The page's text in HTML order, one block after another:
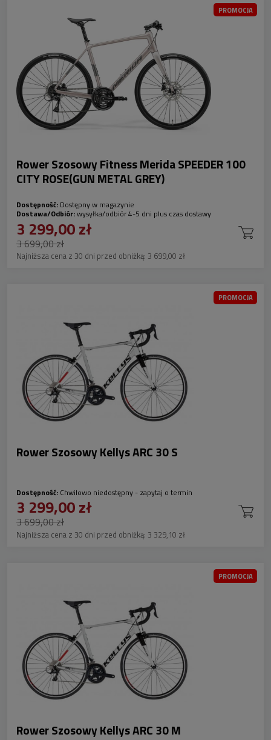
Rower Szosowy Fitness Merida SPEEDER 100
CITY ROSE(GUN METAL GREY)
Dostępność: Dostępny w magazynie
Dostawa/Odbiór:wysyłka/odbiór 4-5 dni plus czas dostawy
3 299,00 zł
3 699,00 zł
Najniższa cena z 30 dni przed obniżką: 3 699,00 zł
PROMOCJA
Rower Szosowy Kellys ARC 30 S
Dostępność: Chwilowo niedostępny - zapytaj o termin
3 299,00 zł
3 699,00 zł
Najniższa cena z 30 dni przed obniżką: 3 329,10 zł
PROMOCJA
Rower Szosowy Kellys ARC 30 M
PROMOCJA